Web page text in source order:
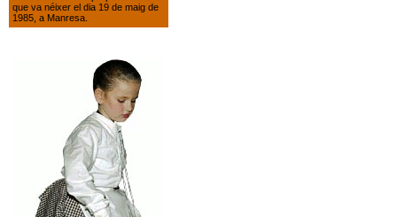
que va néixer el dia 19 de maig de
1985, a Manresa.